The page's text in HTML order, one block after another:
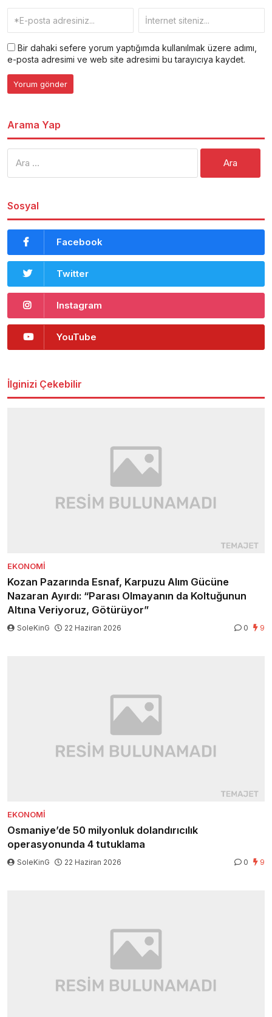
Bir dahaki sefere yorum yaptığımda kullanılmak üzere adımı,
e-posta adresimi ve web site adresimi bu tarayıcıya kaydet.
Arama Yap
Sosyal
Facebook
Twitter
Instagram
YouTube
İlginizi Çekebilir
EKONOMI
Kozan Pazarında Esnaf, Karpuzu Alım Gücüne
Nazaran Ayırdı: “Parası Olmayanın da Koltuğunun
Altına Veriyoruz, Götürüyor”
SoleKinG 22 Haziran 2026 0 9
EKONOMI
Osmaniye’de 50 milyonluk dolandırıcılık
operasyonunda 4 tutuklama
SoleKinG 22 Haziran 2026 0 9